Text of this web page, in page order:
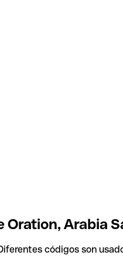
Oration, Arabia
códigos son